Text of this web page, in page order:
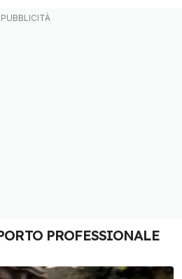
PROFESSIONALE